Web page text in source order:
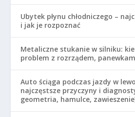
Ubytek płynu chłodniczego –
i jak je rozpoznać
Metaliczne stukanie w silniku:
problem z rozrządem,
Auto ściąga podczas jazdy w
najczęstsze przyczyny i
geometria, hamulce,